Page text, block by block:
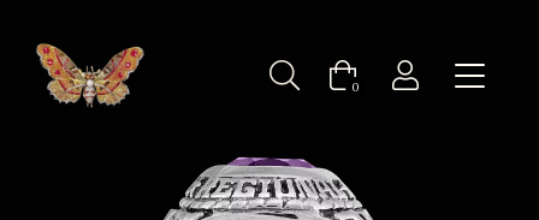
0